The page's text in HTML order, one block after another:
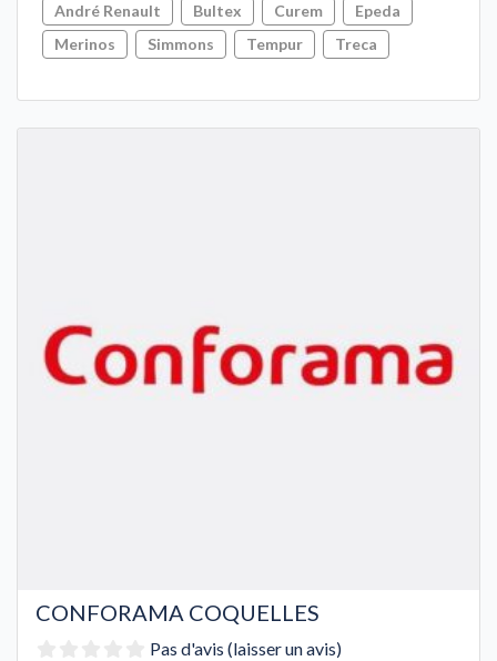
André Renault Bultex Curem
Epeda
Merinos
Simmons Tempur Treca
CONFORAMA COQUELLES
Pas d'avis (laisser un avis)